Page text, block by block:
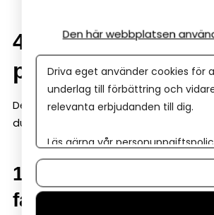
4. Så fungerar
praktiken (steg
Det är här många tror att bokföring blir
du det enkelt, så är det enkelt. Här är
1. Samla alla kvitton
fakturor digitalt
Den här webbplatsen
Driva eget använder cookies för
underlag till förbättring och
relevanta erbjudanden till dig.
Läs gärna vår
Om du vill ändra ditt val i